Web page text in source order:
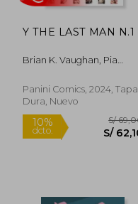
Y THE LAST MAN N.1
Brian K. Vaughan, Pia
Panini Comics, 2024, Tapa
Dura, Nuevo